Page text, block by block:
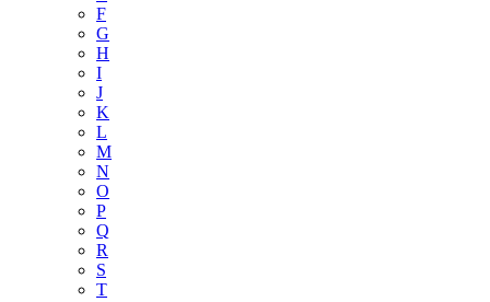
F
G
H
I
J
K
L
M
N
O
P
Q
R
S
T